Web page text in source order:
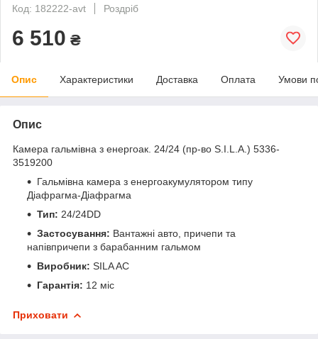
Код: 182222-avt
Роздріб
6 510 ₴
Опис Характеристики Доставка Оплата Умови
Опис
Камера гальмівна з енергоак. 24/24 (пр-во S.I.L.A.) 5336-
3519200
Гальмівна камера з енергоакумулятором типу
Діафрагма-Діафрагма
Тип: 24/24DD
Застосування: Вантажні авто, причепи та
напівпричепи з барабанним гальмом
Виробник: SILA AC
Гарантія: 12 міс
Приховати